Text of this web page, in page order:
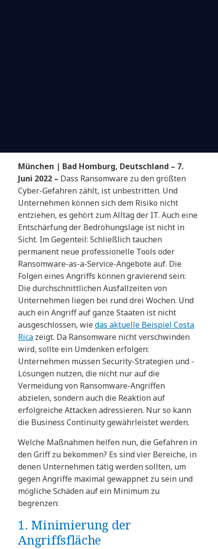
München | Bad Homburg, Deutschland – 7.
Juni 2022 – Dass Ransomware zu den größten
Cyber-Gefahren zählt, ist unbestritten. Und
Unternehmen können sich dem Risiko nicht
entziehen, es gehört zum Alltag der IT. Auch eine
Entschärfung der Bedrohungslage ist nicht in
Sicht. Im Gegenteil: Schließlich tauchen
permanent neue professionelle Tools oder
Ransomware-as-a-Service-Angebote auf. Die
Folgen eines Angriffs können gravierend sein:
Die durchschnittlichen Ausfallzeiten von
Unternehmen liegen bei rund drei Wochen. Und
auch ein Angriff auf ganze Staaten ist nicht
ausgeschlossen, wiedas aktuelle Beispiel Costa
Rica zeigt. Da Ransomware nicht verschwinden
wird, sollte ein Umdenken erfolgen:
Unternehmen müssen Security-Strategien und -
Lösungen nutzen, die nicht nur auf die
Vermeidung von Ransomware-Angriffen
abzielen, sondern auch die Reaktion auf
erfolgreiche Attacken adressieren. Nur so kann
die Business Continuity gewährleistet werden.
Welche Maßnahmen helfen nun, die Gefahren in
den Griff zu bekommen? Es sind vier Bereiche, in
denen Unternehmen tätig werden sollten, um
gegen Angriffe maximal gewappnet zu sein und
mögliche Schäden auf ein Minimum zu
begrenzen:
1. Minimierung der
Angriffsfläche